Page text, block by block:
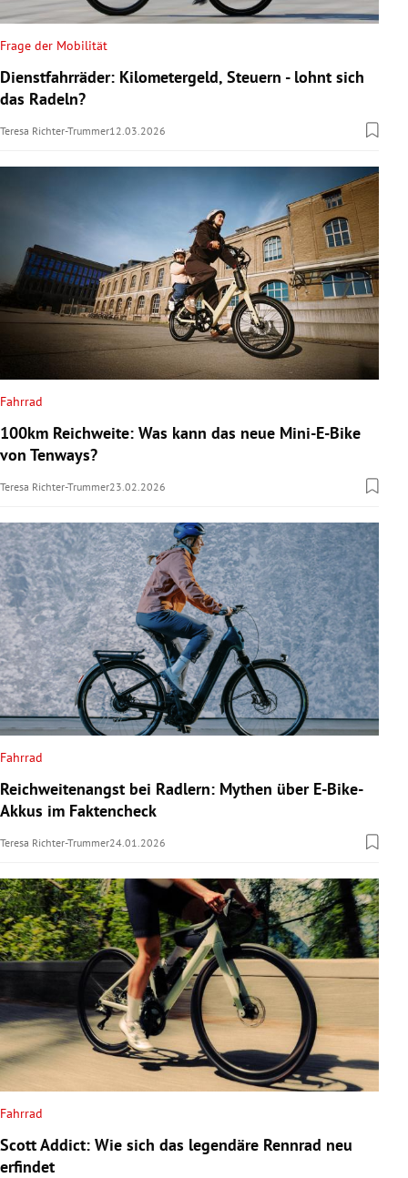
Frage der Mobilität
Dienstfahrräder: Kilometergeld, Steuern - lohnt sich
das Radeln?
Teresa Richter-Trummer12.03.2026
Fahrrad
100km Reichweite: Was kann das neue Mini-E-Bike
von Tenways?
Teresa Richter-Trummer23.02.2026
Fahrrad
Reichweitenangst bei Radlern: Mythen über E-Bike-
Akkus im Faktencheck
Teresa Richter-Trummer24.01.2026
Fahrrad
Scott Addict: Wie sich das legendäre Rennrad neu
erfindet